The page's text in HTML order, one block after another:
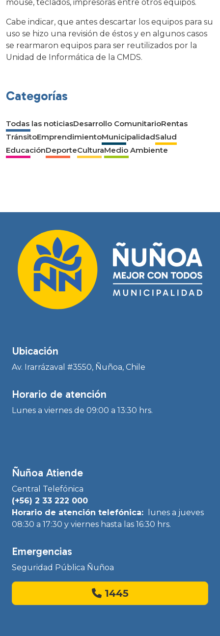
mouse, teclados, impresoras entre otros equipos.
Cabe indicar, que antes descartar los equipos para su
uso se hizo una revisión de éstos y en algunos casos
se rearmaron equipos para ser reutilizados por la
Unidad de Informática de la CMDS.
Categorías
Todas las noticiasDesarrollo ComunitarioRentas
TránsitoEmprendimientoMunicipalidadSalud
EducaciónDeporteCulturaMedio Ambiente
Ubicación
Av. Irarrázaval #3550, Ñuñoa, Chile
Horario de atención
Lunes a viernes de 09:00 a 13:30 hrs.
Ñuñoa Atiende
Central Telefónica
(+56) 2 33 222 000
Horario de atención telefónica:
lunes a jueves
08:30 a 17:30 y viernes hasta las 16:30 hrs.
Emergencias
Seguridad Pública Ñuñoa
1445